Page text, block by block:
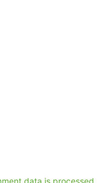
data is processed.